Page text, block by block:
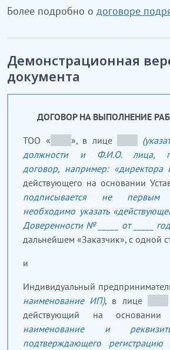
Более подробно о договоре
Демонстрационная
документа
ДОГОВОР НА ВЫПОЛНЕНИЕ
ТОО «
», в лице
должности и Ф.И.О. лица,
договор, например: «директора
действующего на основании
подписывается не первым
необходимо указать
Доверенности № _____ от _____
дальнейшем «Заказчик», с одной
и
Индивидуальный
наименование ИП), в лице
действующий на основании
наименование и
подтверждающего